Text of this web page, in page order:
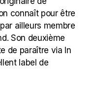
connaît pour être
ailleurs membre
Son deuxième
de paraître via In
label de